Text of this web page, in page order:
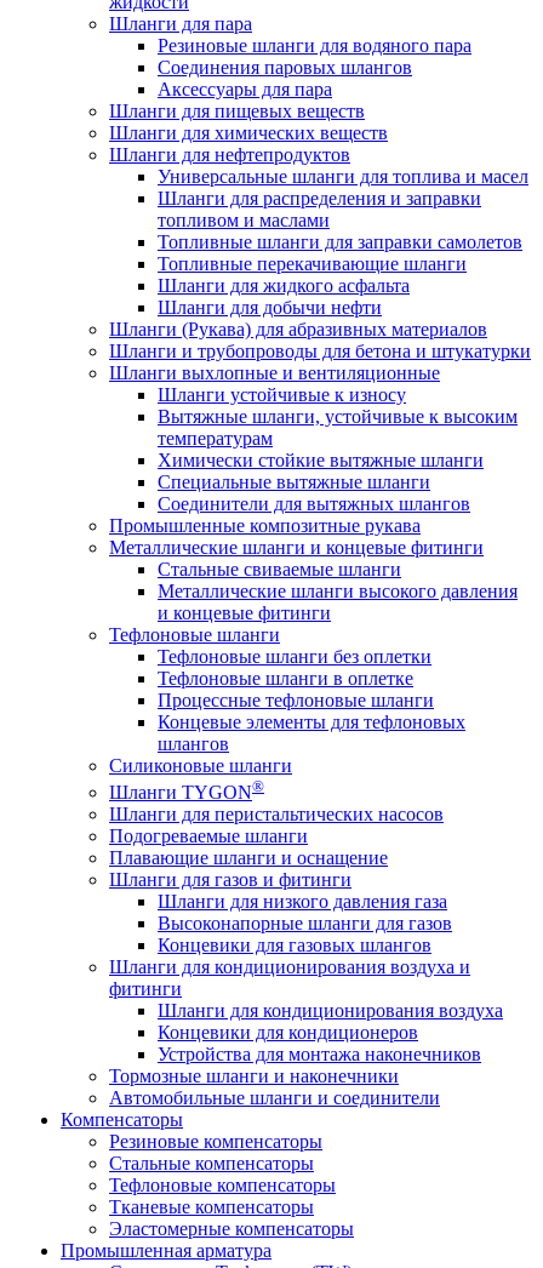
Шланги для пара
Резиновые шланги для водяного пара
Cоединения паровых шлангов
Аксессуары для пара
Шланги для пищевых веществ
Шланги для химических веществ
Шланги для нефтепродуктов
Универсальные шланги для топлива и масел
Шланги для распределения и заправки
топливом и маслами
Топливные шланги для заправки самолетов
Топливные перекачивающие шланги
Шланги для жидкого асфальта
Шланги для добычи нефти
Шланги (Рукава) для абразивных материалов
Шланги и трубопроводы для бетона и штукатурки
Шланги выхлопные и вентиляционные
Шланги устойчивые к износу
Вытяжные шланги, устойчивые к высоким
температурам
Химически стойкие вытяжные шланги
Специальные вытяжные шланги
Соединители для вытяжных шлангов
Промышленные композитные рукава
Металлические шланги и концевые фитинги
Стальные свиваемые шланги
Металлические шланги высокого давления
и концевые фитинги
Тефлоновые шланги
Тефлоновые шланги без оплетки
Тефлоновые шланги в оплетке
Процессные тефлоновые шланги
Концевые элементы для тефлоновых
шлангов
Силиконовые шланги
Шланги TYGON®
Шланги для перистальтических насосов
Подогреваемые шланги
Плавающие шланги и оснащение
Шланги для газов и фитинги
Шланги для низкого давления газа
Высоконапорные шланги для газов
Концевики для газовых шлангов
Шланги для кондиционирования воздуха и
фитинги
Шланги для кондиционирования воздуха
Концевики для кондиционеров
Устройства для монтажа наконечников
Тормозные шланги и наконечники
Автомобильные шланги и соединители
Компенсаторы
Резиновые компенсаторы
Стальные компенсаторы
Тефлоновые компенсаторы
Тканевые компенсаторы
Эластомерные компенсаторы
Промышленная арматура